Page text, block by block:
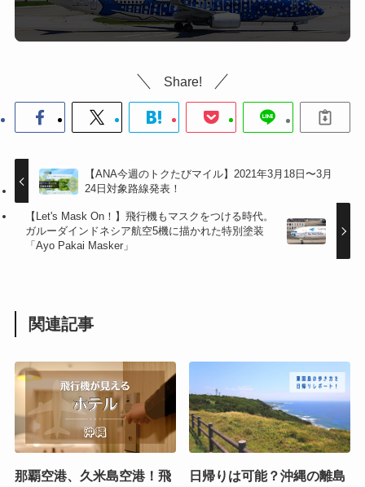
Share!
【ANA今週のトクたびマイル】2021年3月18日〜3月
24日対象路線発表！
【Let's Mask On！】飛行機もマスクをつける時代。
ガルーダインドネシア航空5機に描かれた特別塗装
「Ayo Pakai Masker」
関連記事
那覇空港、久米島空港！飛
日帰りは可能？沖縄の離島